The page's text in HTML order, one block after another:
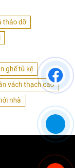
tháo dỡ
ghế tủ kệ
vách thạch cao
nhà